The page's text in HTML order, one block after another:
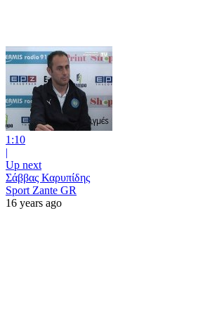
1:10
|
Up next
Σάββας Καρυπίδης
Sport Zante GR
16 years ago